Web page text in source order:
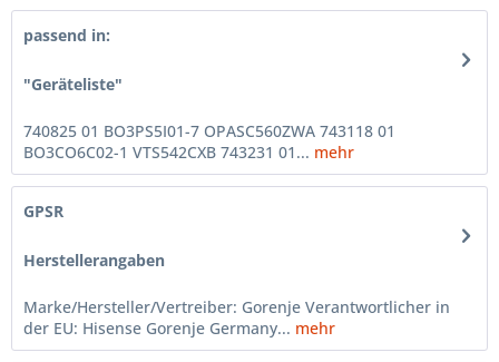
passend in:
"Geräteliste"
740825 01 BO3PS5I01-7 OPASC560ZWA 743118 01
BO3CO6C02-1 VTS542CXB 743231 01... mehr
GPSR
Herstellerangaben
Marke/Hersteller/Vertreiber: Gorenje Verantwortlicher in
der EU: Hisense Gorenje Germany... mehr